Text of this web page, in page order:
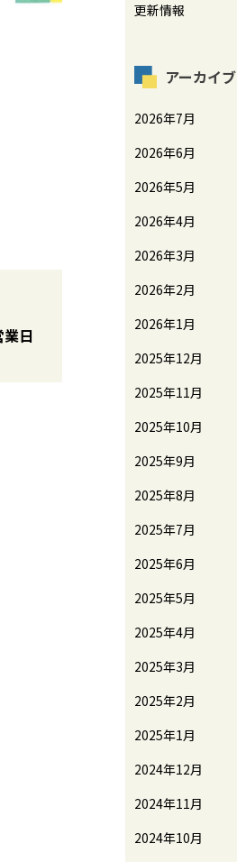
日
更新情報
アーカイブ
2026年7月
2026年6月
2026年5月
2026年4月
2026年3月
2026年2月
2026年1月
2025年12月
2025年11月
2025年10月
2025年9月
2025年8月
2025年7月
2025年6月
2025年5月
2025年4月
2025年3月
2025年2月
2025年1月
2024年12月
2024年11月
2024年10月